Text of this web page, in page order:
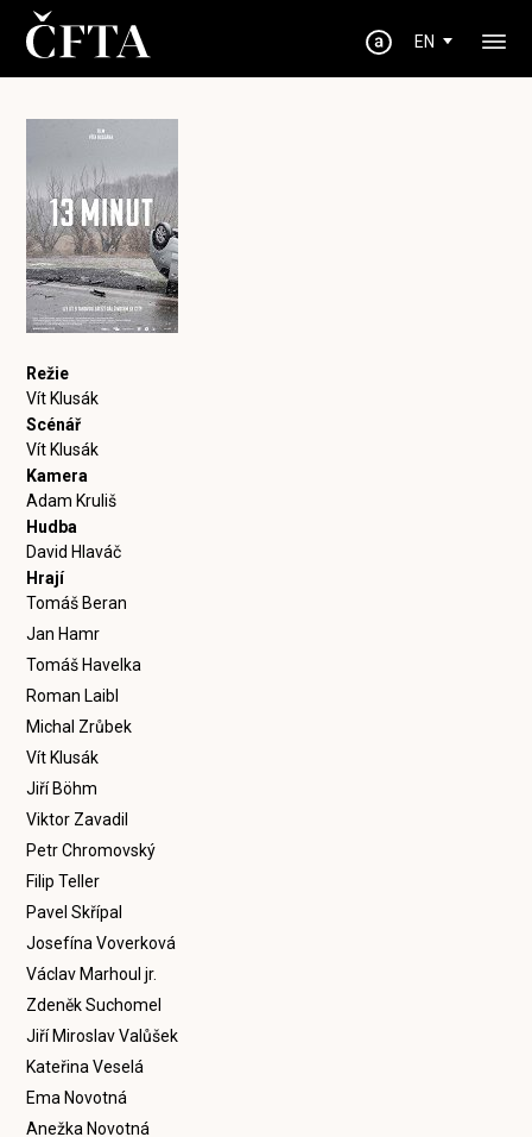
EN
Režie
Vít Klusák
Scénář
Vít Klusák
Kamera
Adam Kruliš
Hudba
David Hlaváč
Hrají
Tomáš Beran
Jan Hamr
Tomáš Havelka
Roman Laibl
Michal Zrůbek
Vít Klusák
Jiří Böhm
Viktor Zavadil
Petr Chromovský
Filip Teller
Pavel Skřípal
Josefína Voverková
Václav Marhoul jr.
Zdeněk Suchomel
Jiří Miroslav Valůšek
Kateřina Veselá
Ema Novotná
Anežka Novotná